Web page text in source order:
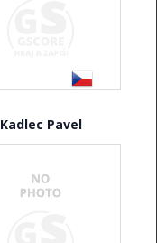
Kadlec Pavel